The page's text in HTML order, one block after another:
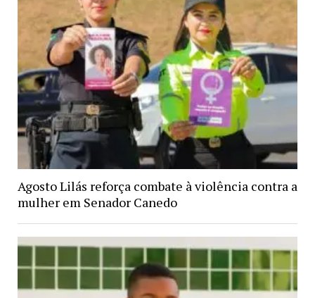
Agosto Lilás reforça combate à violência contra a
mulher em Senador Canedo